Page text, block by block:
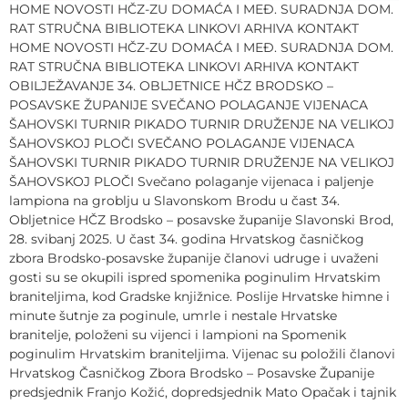
HOME NOVOSTI HČZ-ZU DOMAĆA I MEĐ. SURADNJA DOM.
RAT STRUČNA BIBLIOTEKA LINKOVI ARHIVA KONTAKT
HOME NOVOSTI HČZ-ZU DOMAĆA I MEĐ. SURADNJA DOM.
RAT STRUČNA BIBLIOTEKA LINKOVI ARHIVA KONTAKT
OBILJEŽAVANJE 34. OBLJETNICE HČZ BRODSKO –
POSAVSKE ŽUPANIJE SVEČANO POLAGANJE VIJENACA
ŠAHOVSKI TURNIR PIKADO TURNIR DRUŽENJE NA VELIKOJ
ŠAHOVSKOJ PLOČI SVEČANO POLAGANJE VIJENACA
ŠAHOVSKI TURNIR PIKADO TURNIR DRUŽENJE NA VELIKOJ
ŠAHOVSKOJ PLOČI Svečano polaganje vijenaca i paljenje
lampiona na groblju u Slavonskom Brodu u čast 34.
Obljetnice HČZ Brodsko – posavske županije Slavonski Brod,
28. svibanj 2025. U čast 34. godina Hrvatskog časničkog
zbora Brodsko-posavske županije članovi udruge i uvaženi
gosti su se okupili ispred spomenika poginulim Hrvatskim
braniteljima, kod Gradske knjižnice. Poslije Hrvatske himne i
minute šutnje za poginule, umrle i nestale Hrvatske
branitelje, položeni su vijenci i lampioni na Spomenik
poginulim Hrvatskim braniteljima. Vijenac su položili članovi
Hrvatskog Časničkog Zbora Brodsko – Posavske Županije
predsjednik Franjo Kožić, dopredsjednik Mato Opačak i tajnik